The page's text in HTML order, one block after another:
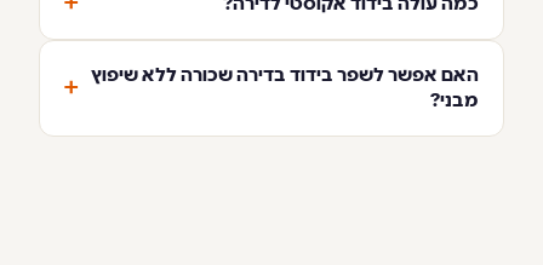
כמה עולה בידוד אקוסטי לדירה?
האם אפשר לשפר בידוד בדירה שכורה ללא שיפוץ
מבני?
+